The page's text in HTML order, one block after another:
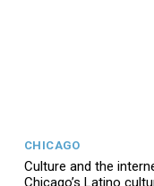
CHICAGO
Culture and the
Chicago’s Latino